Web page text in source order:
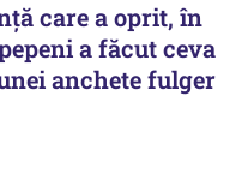
care a oprit, în
a făcut ceva
anchete fulger